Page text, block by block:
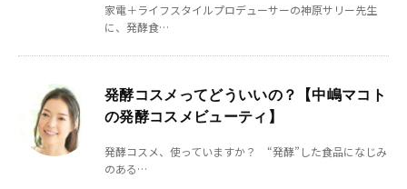
家電＋ライフスタイルプロデューサーの神原サリー先生
に、発酵食…
発酵コスメってどういいの？【中嶋マコト
の発酵コスメビューティ】
発酵コスメ、使っていますか？ “発酵”した食品になじみ
のある…